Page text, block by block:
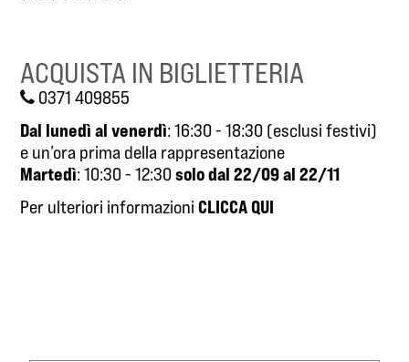
ACQUISTA IN BIGLIETTERIA
0371 409855
Dal lunedì al venerdì: 16:30 - 18:30 (esclusi festivi)
e un’ora prima della rappresentazione
Martedì: 10:30 - 12:30solo dal 22/09 al 22/11
Per ulteriori informazioniCLICCA QUI